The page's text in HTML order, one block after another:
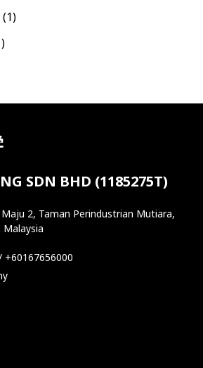
(1)
SDN BHD (1185275T)
2, Taman Perindustrian Mutiara,
Malaysia
+60167656000